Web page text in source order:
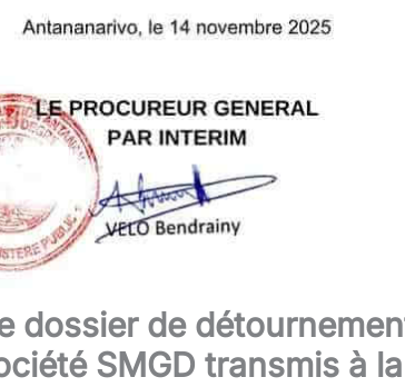
dossier de
SMGD transmis à